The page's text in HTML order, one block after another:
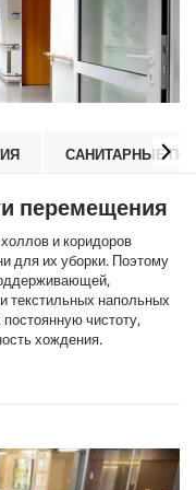
САНИТАРНЫЕ
перемещения
и коридоров
для их уборки. Поэтому
текстильных напольных
чистоту,
хождения.